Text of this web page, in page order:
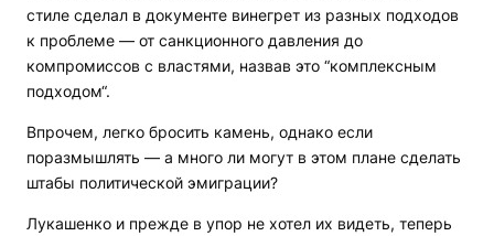
стиле сделал в документе винегрет из разных подходов
к проблеме — от санкционного давления до
компромиссов с властями, назвав это “комплексным
подходом“.
Впрочем, легко бросить камень, однако если
поразмышлять — а много ли могут в этом плане сделать
штабы политической эмиграции?
Лукашенко и прежде в упор не хотел их видеть, теперь